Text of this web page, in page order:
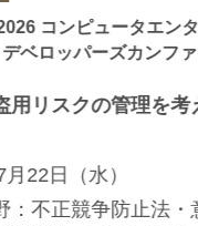
コンピュータエン
ベロッパーズカンフ
用リスクの管理を考
22日（水）
：不正競争防止法・